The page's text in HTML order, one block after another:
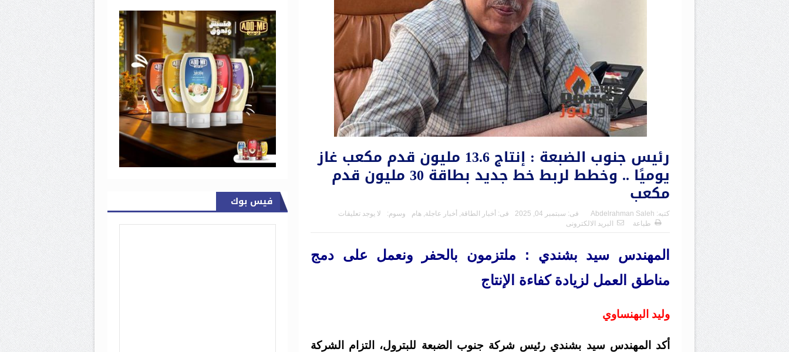
رئيس جنوب الضبعة : إنتاج 13.6 مليون قدم مكعب غاز
يوميًا .. وخطط لربط خط جديد بطاقة 30 مليون قدم
مكعب
كتبه: Abdelrahman Saleh فى: سبتمبر 04, 2025 فى: أخبار الطاقة أخبار عاجلة هام وسوم:
لا يوجد تعليقات
طباعة
البريد الالكترونى
المهندس سيد بشندي : ملتزمون بالحفر ونعمل على دمج
مناطق العمل لزيادة كفاءة الإنتاج
وليد البهنساوي
أكد المهندس سيد بشندي رئيس شركة جنوب الضبعة للبترول، التزام الشركة
فيس بوك